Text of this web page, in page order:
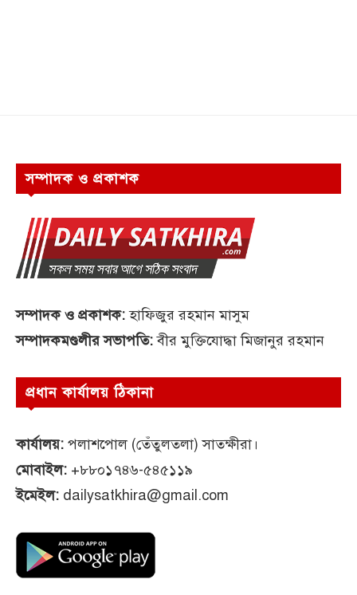
সম্পাদক ও প্রকাশক
সম্পাদক ও প্রকাশক:হাফিজুর রহমান মাসুম
সম্পাদকমণ্ডলীর সভাপতি:বীর মুক্তিযোদ্ধা মিজানুর রহমান
প্রধান কার্যালয় ঠিকানা
কার্যালয়: পলাশপোল (তেঁতুলতলা) সাতক্ষীরা।
মোবাইল: +৮৮০১৭৪৬-৫৪৫১১৯
ইমেইল: dailysatkhira@gmail.com